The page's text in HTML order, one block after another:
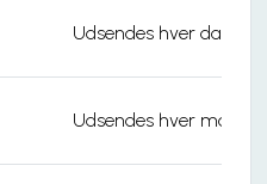
Udsendes hver dag
Udsendes hver